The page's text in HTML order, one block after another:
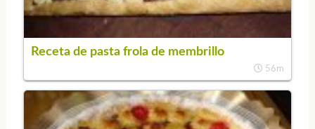
Receta de pasta frola de membrillo
56m